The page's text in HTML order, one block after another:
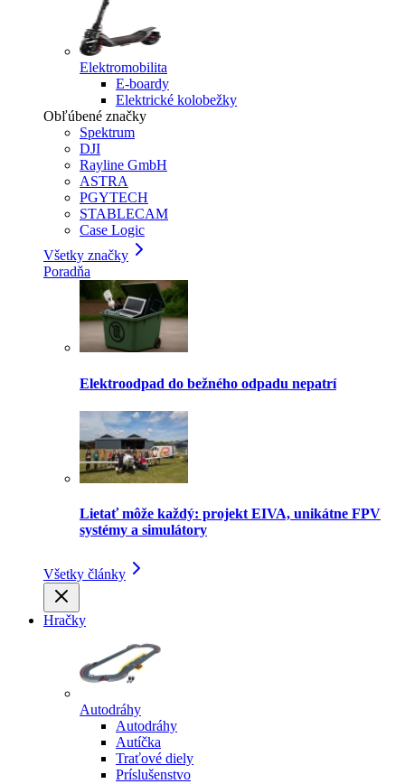
Elektromobilita
E-boardy
Elektrické kolobežky
Obľúbené značky
Spektrum
DJI
Rayline GmbH
ASTRA
PGYTECH
STABLECAM
Case Logic
Všetky značky
Poradňa
Elektroodpad do bežného odpadu nepatrí
Lietať môže každý: projekt EIVA, unikátne FPV
systémy a simulátory
Všetky články
Hračky
Autodráhy
Autodráhy
Autíčka
Traťové diely
Príslušenstvo